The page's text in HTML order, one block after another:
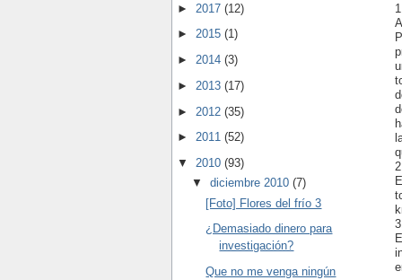
► 2017 (12)
► 2015 (1)
► 2014 (3)
► 2013 (17)
► 2012 (35)
► 2011 (52)
▼ 2010 (93)
▼ diciembre 2010 (7)
[Foto] Flores del frío 3
¿Demasiado dinero para
investigación?
Que no me venga ningún
1.
2.
3.